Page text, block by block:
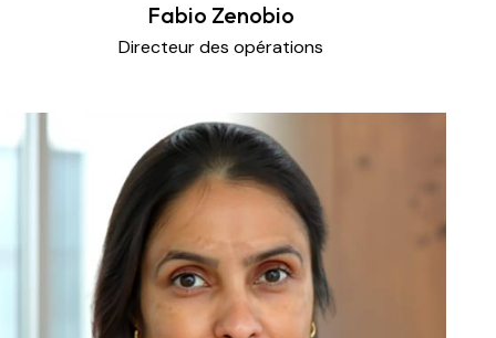
Fabio Zenobio
Directeur des opérations